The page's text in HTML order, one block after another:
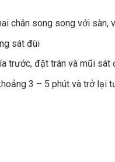
chân song song với sàn,
sát đùi
trước, đặt trán và mũi sát
3 – 5 phút và trở lại